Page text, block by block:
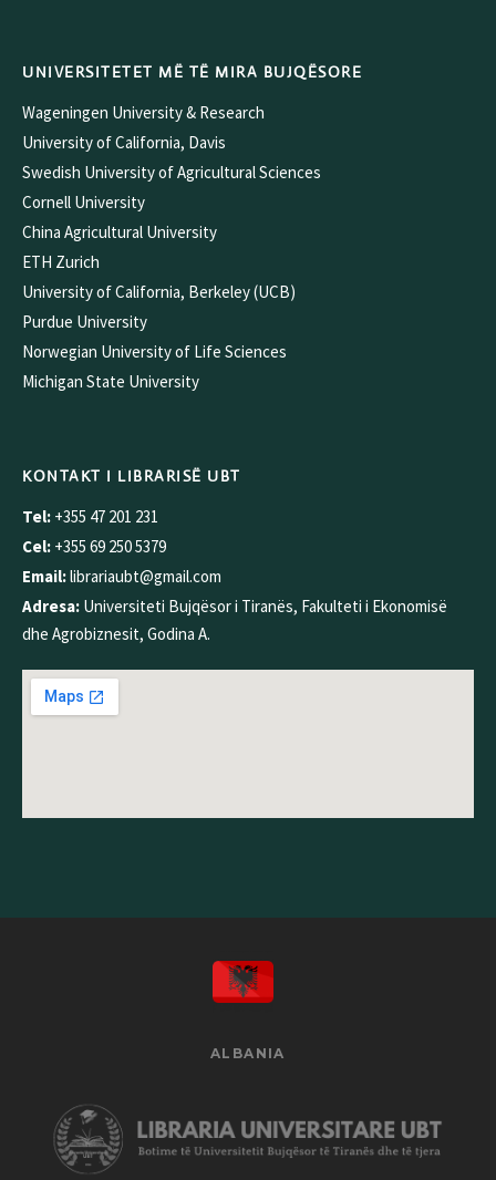
UNIVERSITETET MË TË MIRA BUJQËSORE
Wageningen University & Research
University of California, Davis
Swedish University of Agricultural Sciences
Cornell University
China Agricultural University
ETH Zurich
University of California, Berkeley (UCB)
Purdue University
Norwegian University of Life Sciences
Michigan State University
KONTAKT I LIBRARISË UBT
Tel: +355 47 201 231
Cel: +355 69 250 5379
Email:librariaubt@gmail.com
Adresa: Universiteti Bujqësor i Tiranës, Fakulteti i Ekonomisë
dhe Agrobiznesit, Godina A.
ALBANIA